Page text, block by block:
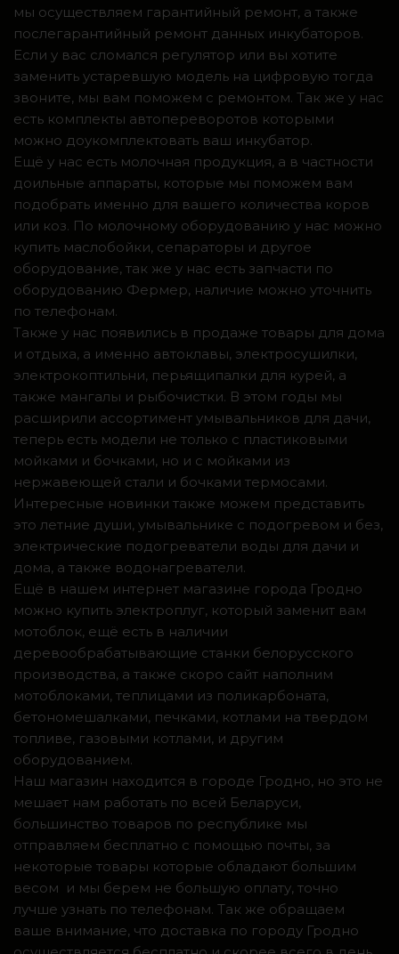
мы осуществляем гарантийный ремонт, а также
послегарантийный ремонт данных инкубаторов.
Если у вас сломался регулятор или вы хотите
заменить устаревшую модель на цифровую тогда
звоните, мы вам поможем с ремонтом. Так же у нас
есть комплекты автопереворотов которыми
можно доукомплектовать ваш инкубатор.
Ещё у нас есть молочная продукция, а в частности
доильные аппараты, которые мы поможем вам
подобрать именно для вашего количества коров
или коз. По молочному оборудованию у нас можно
купить маслобойки, сепараторы и другое
оборудование, так же у нас есть запчасти по
оборудованию Фермер, наличие можно уточнить
по телефонам.
Также у нас появились в продаже товары для дома
и отдыха, а именно автоклавы, электросушилки,
электрокоптильни, перьящипалки для курей, а
также мангалы и рыбочистки. В этом годы мы
расширили ассортимент умывальников для дачи,
теперь есть модели не только с пластиковыми
мойками и бочками, но и с мойками из
нержавеющей стали и бочками термосами.
Интересные новинки также можем представить
это летние души, умывальнике с подогревом и без,
электрические подогреватели воды для дачи и
дома, а также водонагреватели.
Ещё в нашем интернет магазине города Гродно
можно купить электроплуг, который заменит вам
мотоблок, ещё есть в наличии
деревообрабатывающие станки белорусского
производства, а также скоро сайт наполним
мотоблоками, теплицами из поликарбоната,
бетономешалками, печками, котлами на твердом
топливе, газовыми котлами, и другим
оборудованием.
Наш магазин находится в городе Гродно, но это не
мешает нам работать по всей Беларуси,
большинство товаров по республике мы
отправляем бесплатно с помощью почты, за
некоторые товары которые обладают большим
весом и мы берем не большую оплату, точно
лучше узнать по телефонам. Так же обращаем
ваше внимание, что доставка по городу Гродно